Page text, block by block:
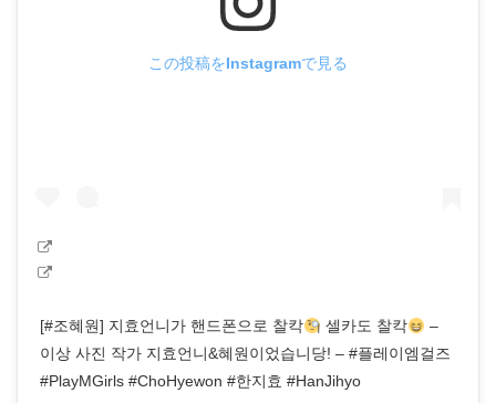
この投稿をInstagramで見る
[#조혜원] 지효언니가 핸드폰으로 찰칵 셀카도 찰칵
–
이상 사진 작가 지효언니&혜원이었습니당! – #플레이엠걸즈
#PlayMGirls #ChoHyewon #한지효 #HanJihyo